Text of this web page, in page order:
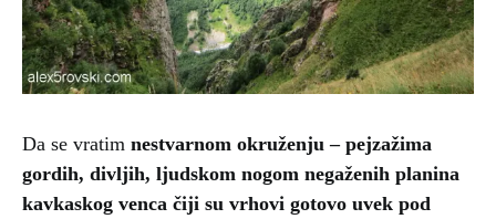
Da se vratim nestvarnom okruženju – pejzažima
gordih, divljih, ljudskom nogom negaženih planina
kavkaskog venca čiji su vrhovi gotovo uvek pod